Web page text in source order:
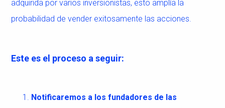
adquirida por varios inversionistas, esto amplía la
probabilidad de vender exitosamente las acciones.
Este es el proceso a seguir:
Notificaremos a los fundadores de las